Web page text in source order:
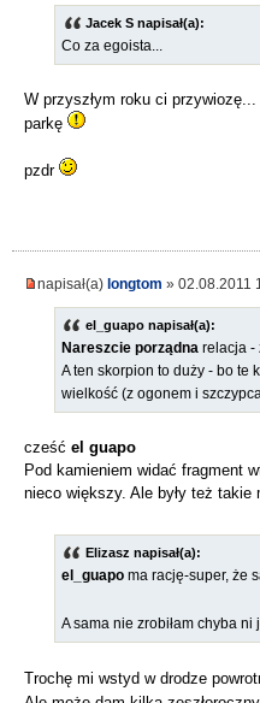
Jacek S napisał(a):
Co za egoista...
W przyszłym roku ci przywiozę...
parkę
pzdr
napisał(a) longtom » 02.08.2011
el_guapo napisał(a):
Nareszcie porządna relacja -
A ten skorpion to duży - bo te
wielkość (z ogonem i
cześć el guapo
Pod kamieniem widać fragment
nieco większy. Ale były też takie
Elizasz napisał(a):
el_guapo ma rację-super, że
A sama nie zrobiłam chyba ni
Trochę mi wstyd w drodze